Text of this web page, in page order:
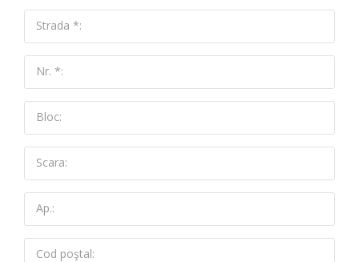
Strada *:
Nr. *:
Bloc:
Scara:
Ap.:
Cod poştal: